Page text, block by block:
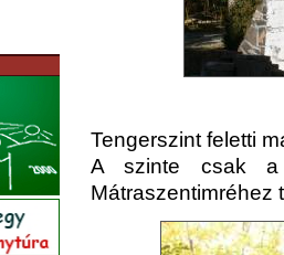
Tengerszint feletti
A szinte csak a
Mátraszentimréhez